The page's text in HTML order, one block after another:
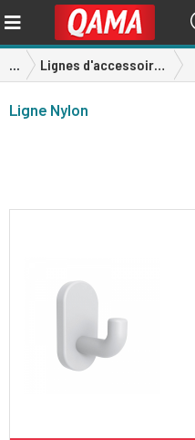
... Lignes d'accessoires
Ligne Nylon